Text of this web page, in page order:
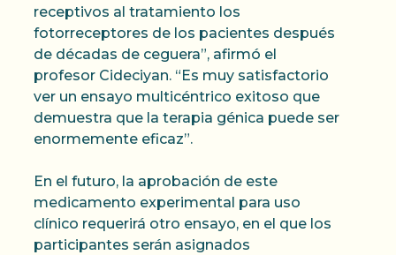
receptivos al tratamiento los
fotorreceptores de los pacientes después
de décadas de ceguera”, afirmó el
profesor Cideciyan. “Es muy satisfactorio
ver un ensayo multicéntrico exitoso que
demuestra que la terapia génica puede ser
enormemente eficaz”.
En el futuro, la aprobación de este
medicamento experimental para uso
clínico requerirá otro ensayo, en el que los
participantes serán asignados